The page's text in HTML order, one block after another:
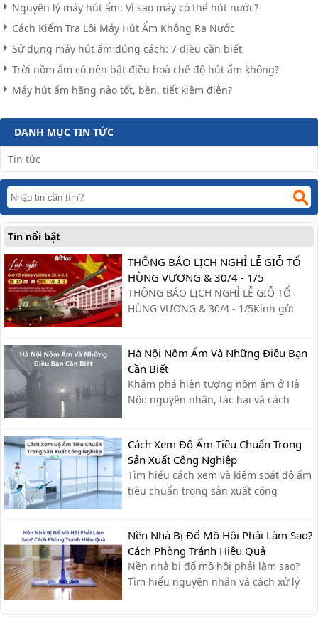
Nguyên lý máy hút ẩm: Vì sao máy có thể hút nước?
Cách Kiểm Tra Lỗi Máy Hút Ẩm Không Ra Nước
Sử dụng máy hút ẩm đúng cách: 7 điều cần biết
Trời nồm ẩm có nên bật điều hoà chế độ hút ẩm không?
Máy hút ẩm hãng nào tốt, bền, tiết kiệm điện?
DANH MỤC TIN TỨC
Tin tức
Tin nổi bật
THÔNG BÁO LỊCH NGHỈ LỄ GIỖ TỔ
HÙNG VƯƠNG & 30/4 - 1/5
THÔNG BÁO LỊCH NGHỈ LỄ GIỖ TỔ
HÙNG VƯƠNG & 30/4 - 1/5Kính gửi
ty xin trân trọng thông báo lịch nghỉ lễ
như sau:- Giỗ Tổ Hùng Vương: Nghỉ
ngày 26/04 – 27/04- Giải phóng miền
Nam & Quốc tế Lao động (30/4 - ...
Hà Nội Nồm Ẩm Và Những Điều Bạn
Cần Biết
Khám phá hiện tượng nồm ẩm ở Hà
Nội: nguyên nhân, tác hại và cách
cửa khô ráo, bảo vệ sức khỏe.
Cách Xem Độ Ẩm Tiêu Chuẩn Trong
Sản Xuất Công Nghiệp
Tìm hiểu cách xem và kiểm soát độ ẩm
tiêu chuẩn trong sản xuất công
và nâng cao chất lượng sản phẩm.
Nền Nhà Bị Đổ Mồ Hôi Phải Làm Sao?
Cách Phòng Tránh Hiệu Quả
Nền nhà bị đổ mồ hôi phải làm sao?
Tìm hiểu nguyên nhân và cách xử lý
hiệu quả giúp sàn nhà luôn khô ráo.